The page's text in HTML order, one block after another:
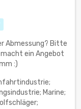
Abmessung? Bitte
ein Angebot
:)
Marine;